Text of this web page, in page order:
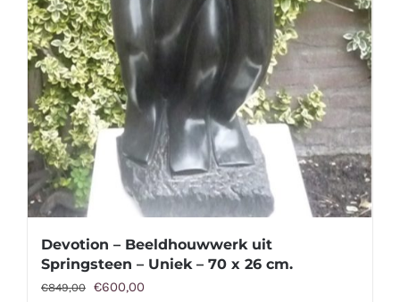
Devotion – Beeldhouwwerk uit
Springsteen – Uniek – 70 x 26 cm.
€849,00 Oorspronkelijke
€600,00